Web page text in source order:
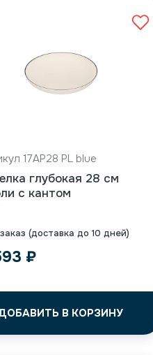
(доставка до 10 дней)
17AP28 PL blue
глубокая 28 см
с кантом
₽
В КОРЗИНУ